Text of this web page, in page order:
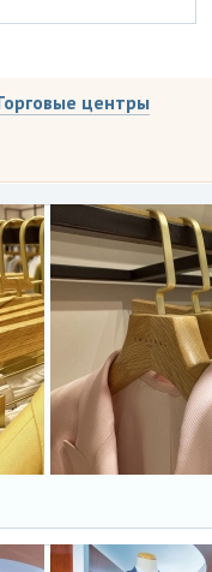
центры